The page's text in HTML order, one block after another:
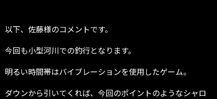
以下、佐藤様のコメントです。
今回も小型河川での釣行となります。
明るい時間帯はバイブレーションを使用したゲーム。
ダウンから引いてくれば、今回のポイントのようなシャロ